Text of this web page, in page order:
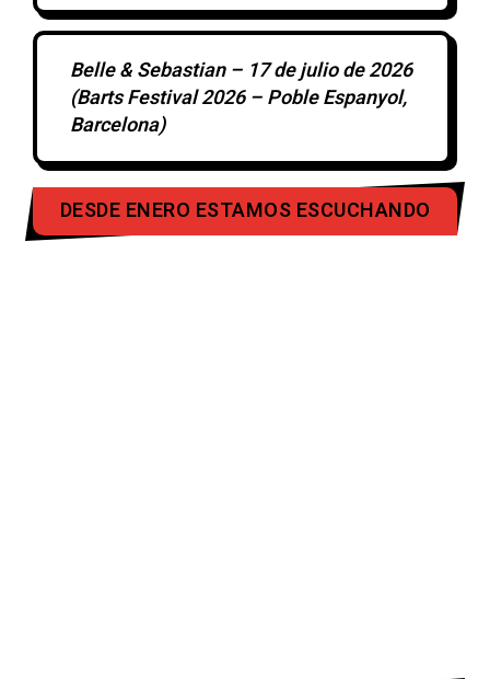
Belle & Sebastian – 17 de julio de 2026
(Barts Festival 2026 – Poble Espanyol,
Barcelona)
DESDE ENERO ESTAMOS ESCUCHANDO